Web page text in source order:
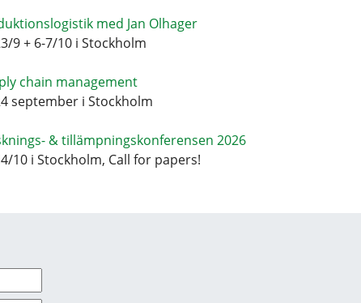
med Jan Olhager
9 + 6-7/10 i Stockholm
chain management
september i Stockholm
& tillämpningskonferensen 2026
10 i Stockholm, Call for papers!